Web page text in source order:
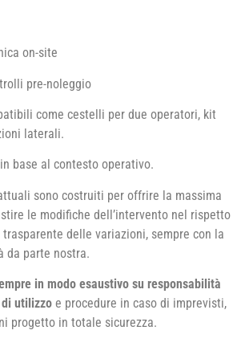
on-site
pre-noleggio
come cestelli per due operatori, kit
laterali.
base al contesto operativo.
sono costruiti per offrire la massima
le modifiche dell’intervento nel rispetto
delle variazioni, sempre con la
da parte nostra.
in modo esaustivo su responsabilità
utilizzo e procedure in caso di imprevisti,
progetto in totale sicurezza.